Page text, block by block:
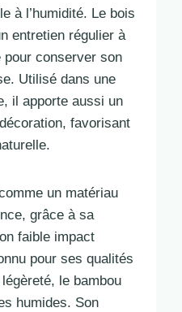
à l’humidité. Le bois
entretien régulier à
pour conserver son
Utilisé dans une
il apporte aussi un
favorisant
un matériau
grâce à sa
faible impact
pour ses qualités
le bambou
humides. Son